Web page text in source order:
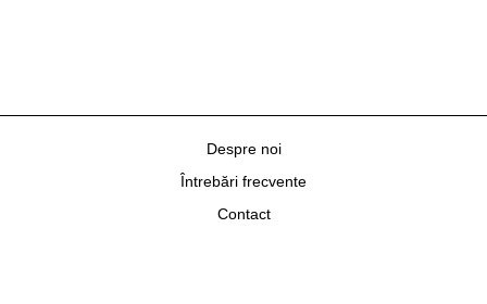
Despre noi
Întrebări frecvente
Contact